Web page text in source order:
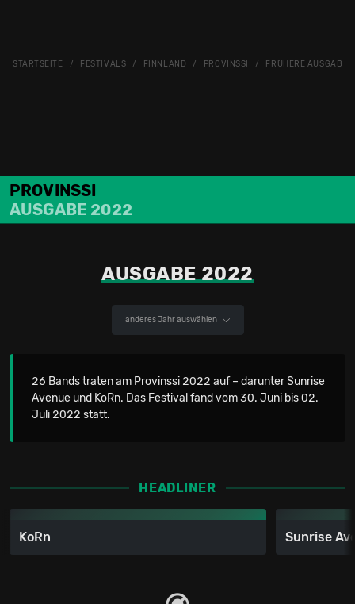
STARTSEITE FESTIVALS FINNLAND PROVINSSI FRÜHERE AUSGABEN
PROVINSSI
AUSGABE 2022
AUSGABE 2022
anderes Jahr auswählen
26 Bands traten am Provinssi 2022 auf – darunter Sunrise
Avenue und KoRn. Das Festival fand vom 30. Juni bis 02.
Juli 2022 statt.
HEADLINER
KoRn Sunrise